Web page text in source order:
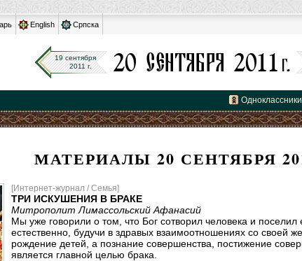
English Српска
19 сентября
2011 г.
Одноклассники
МАТЕРИАЛЫ 20 СЕНТЯБРЯ
[Интернет-журнал / Семья]
ТРИ ИСКУШЕНИЯ В БРАКЕ
Митрополит Лимассольский Афанасий
Мы уже говорили о том, что Бог сотворил человека и поселил
естественно, будучи в здравых взаимоотношениях со своей
рождение детей, а познание совершенства, постижение
является главной целью брака.